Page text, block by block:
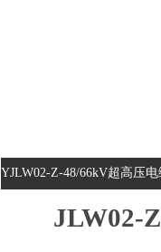
YJLW02-Z-48/66kV超高压电
JLW02-